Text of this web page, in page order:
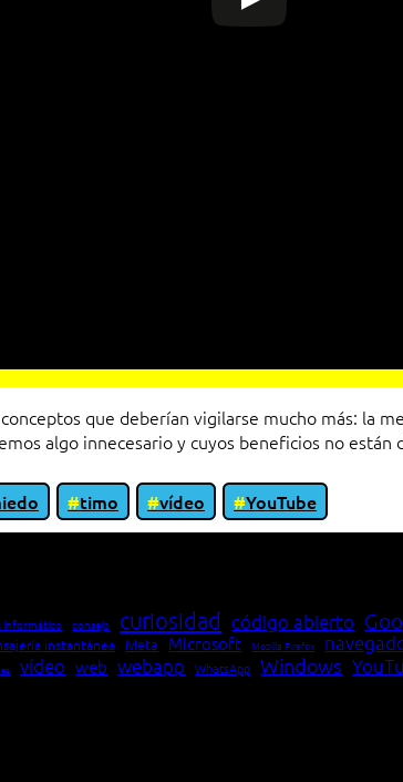
que deberían vigilarse mucho más: la
algo innecesario y cuyos beneficios no están
timo vídeo
YouTube
informático consejo curiosidad código abierto
instantánea Meta Microsoft Mozilla Firefox
vídeo web webapp WhatsApp Windows